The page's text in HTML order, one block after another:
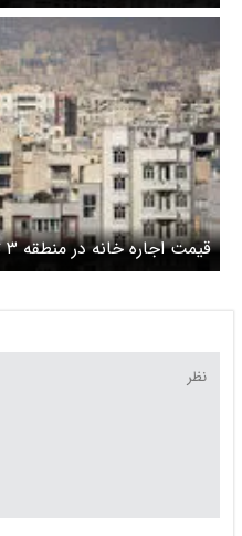
قیمت اجاره خانه در منطقه ۳ تهران چقدر است؟